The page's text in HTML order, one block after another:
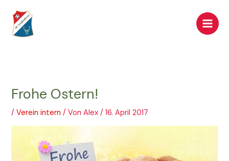
Inhalt
springen
Frohe Ostern!
/Verein intern / VonAlex/16. April 2017